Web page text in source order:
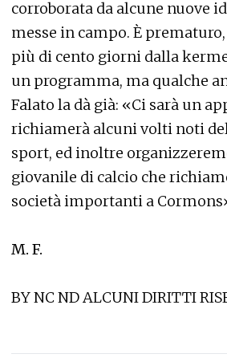
corroborata da alcune nuove
messe in campo. È
più di cento giorni dalla
un programma, ma qualche
Falato la dà già: «Ci sarà un
richiamerà alcuni volti noti
sport, ed inoltre
giovanile di calcio che
società importanti a
M. F.
BY NC ND ALCUNI DIRITTI